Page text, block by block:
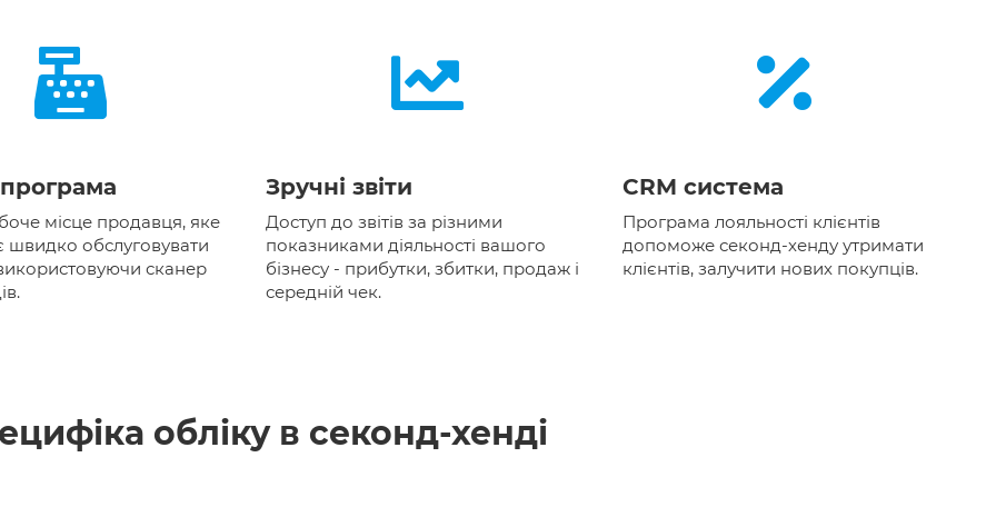
місце продавця, яке
швидко обслуговувати
сканер
Зручні звіти
Доступ до звітів за різними
показниками діяльності вашого
бізнесу - прибутки, збитки, продаж і
середній чек.
CRM система
Програма лояльності клієнтів
допоможе секонд-хенду утримати
клієнтів, залучити нових покупців.
обліку в секонд-хенді